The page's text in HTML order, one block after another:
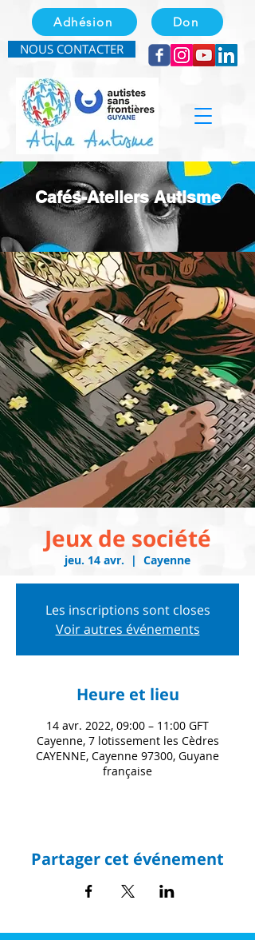
Adhésion Don
NOUS CONTACTER
Cafés-Ateliers Autisme
Jeux de société
jeu. 14 avr.
  |
Cayenne
Les inscriptions sont closes
Voir autres événements
Heure et lieu
14 avr. 2022, 09:00 – 11:00 GFT
Cayenne, 7 lotissement les Cèdres
CAYENNE, Cayenne 97300, Guyane
française
Partager cet événement